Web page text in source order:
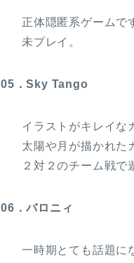
正体隠匿系ゲームで
未プレイ。
05．Sky Tango
イラストがキレイな
太陽や月が描かれた
２対２のチーム戦で
06．バロニィ
一時期とても話題に